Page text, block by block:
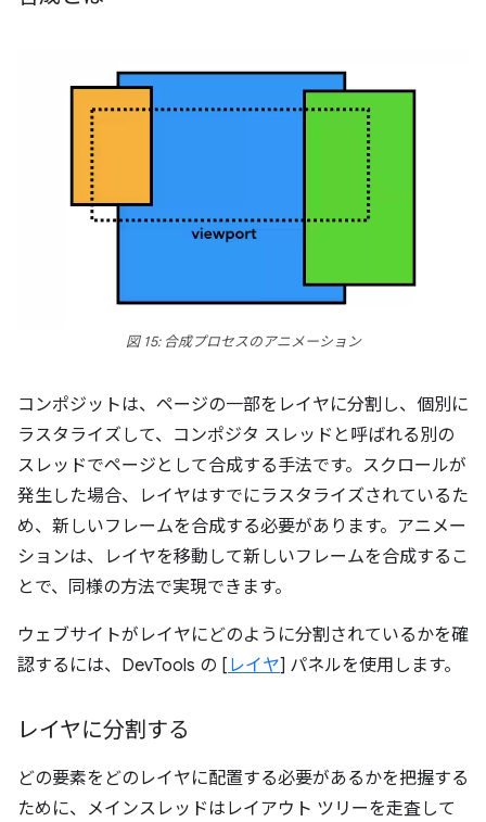
図 15: 合成プロセスのアニメーション
コンポジットは、ページの一部をレイヤに分割し、個別に
ラスタライズして、コンポジタ スレッドと呼ばれる別の
スレッドでページとして合成する手法です。スクロールが
発生した場合、レイヤはすでにラスタライズされているた
め、新しいフレームを合成する必要があります。アニメー
ションは、レイヤを移動して新しいフレームを合成するこ
とで、同様の方法で実現できます。
ウェブサイトがレイヤにどのように分割されているかを確
認するには、DevTools の [ レイヤ] パネルを使用します。
レイヤに分割する
どの要素をどのレイヤに配置する必要があるかを把握する
ために、メインスレッドはレイアウト ツリーを走査して